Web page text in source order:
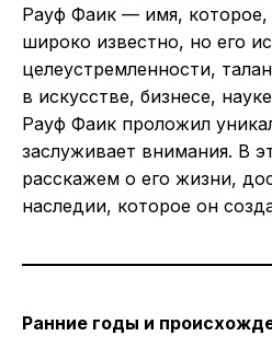
Рауф Фаик — имя,
широко известно, но его
целеустремленности,
в искусстве, бизнесе,
Рауф Фаик проложил
заслуживает внимания. В
расскажем о его жизни,
наследии, которое он
Ранние годы и